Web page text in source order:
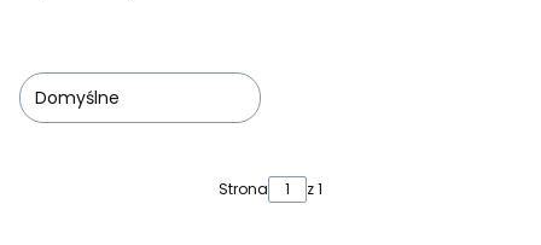
Domyślne
Strona z 1